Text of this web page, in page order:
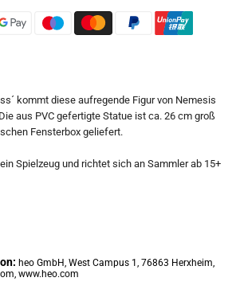
Ru
Darkness
-
kommt diese aufregende Figur von Nemesis
aus PVC gefertigte Statue ist ca. 26 cm groß
Fensterbox geliefert.
Spielzeug und richtet sich an Sammler ab 15+
heo GmbH, West Campus 1, 76863 Herxheim,
www.heo.com